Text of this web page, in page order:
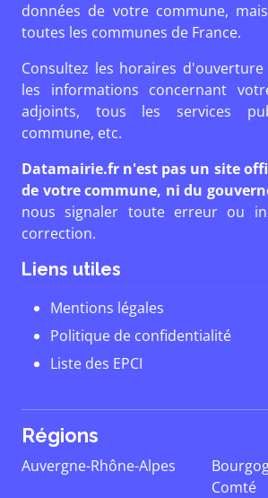
données de votre commune,
toutes les communes de France.
Consultez les horaires
les informations concernant
adjoints, tous les services
commune, etc.
Datamairie.fr n'est pas un site
de votre commune, ni du
nous signaler toute erreur ou
correction.
Liens utiles
Mentions légales
Politique de confidentialité
Liste des EPCI
Régions
Auvergne-Rhône-Alpes
Bourgogne-Franche-
Comté